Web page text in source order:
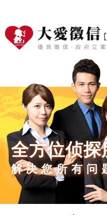
全方位侦探
解决您所有问